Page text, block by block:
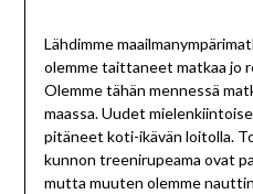
Lähdimme
olemme taittaneet matkaa jo
Olemme tähän mennessä
maassa. Uudet
pitäneet koti-ikävän loitolla.
kunnon treenirupeama ovat
mutta muuten olemme